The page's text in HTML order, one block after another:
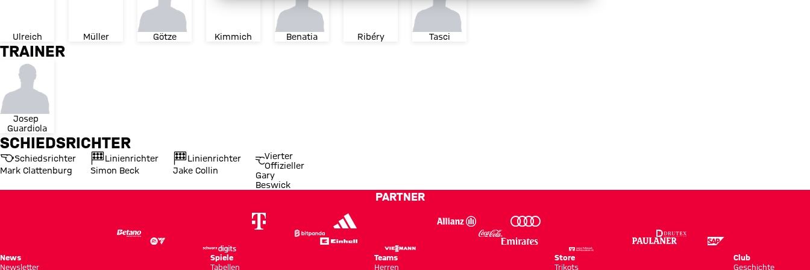
Ulreich Müller Götze Kimmich Benatia Ribéry Tasci
TRAINER
Josep
Guardiola
SCHIEDSRICHTER
Schiedsrichter
Mark Clattenburg
Linienrichter
Simon Beck
Linienrichter
Jake Collin
Vierter
Offizieller
Gary
Beswick
PARTNER
News
Newsletter
Spiele
Tabellen
Teams
Herren
Store
Trikots
Club
Geschichte